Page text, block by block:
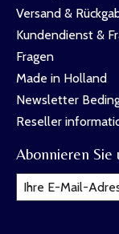
Versand &
Kundendienst &
Fragen
Made in Holland
Newsletter
Reseller
Abonnieren